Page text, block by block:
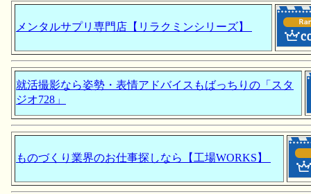
メンタルサプリ専門店【リラクミンシリーズ】
就活撮影なら姿勢・表情アドバイスもばっちりの「スタ
ジオ728」
ものづくり業界のお仕事探しなら【工場WORKS】